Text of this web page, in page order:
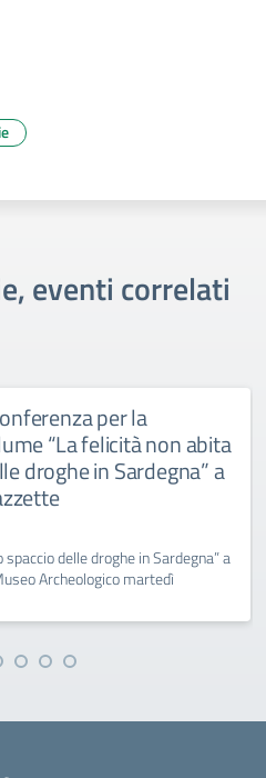
eventi correlati
per la
“La felicità non abita
droghe in Sardegna” a
delle droghe in Sardegna” a
Archeologico martedì